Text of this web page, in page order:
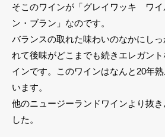
そこのワインが「グレイワッキ ワ
ン・ブラン」なのです。
バランスの取れた味わいのなかにし
れて後味がどこまでも続きエレガン
インです。このワインはなんと20年
います。
他のニュージーランドワインより抜
した。